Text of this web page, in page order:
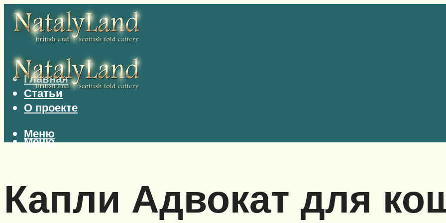
Главная
Статьи
О проекте
Меню
Меню
Капли Адвокат для